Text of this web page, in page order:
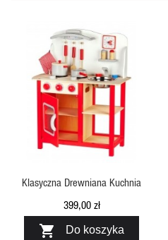
SZYBKI PODGLĄD
Klasyczna Drewniana Kuchnia
399,00 zł
 Do koszyka